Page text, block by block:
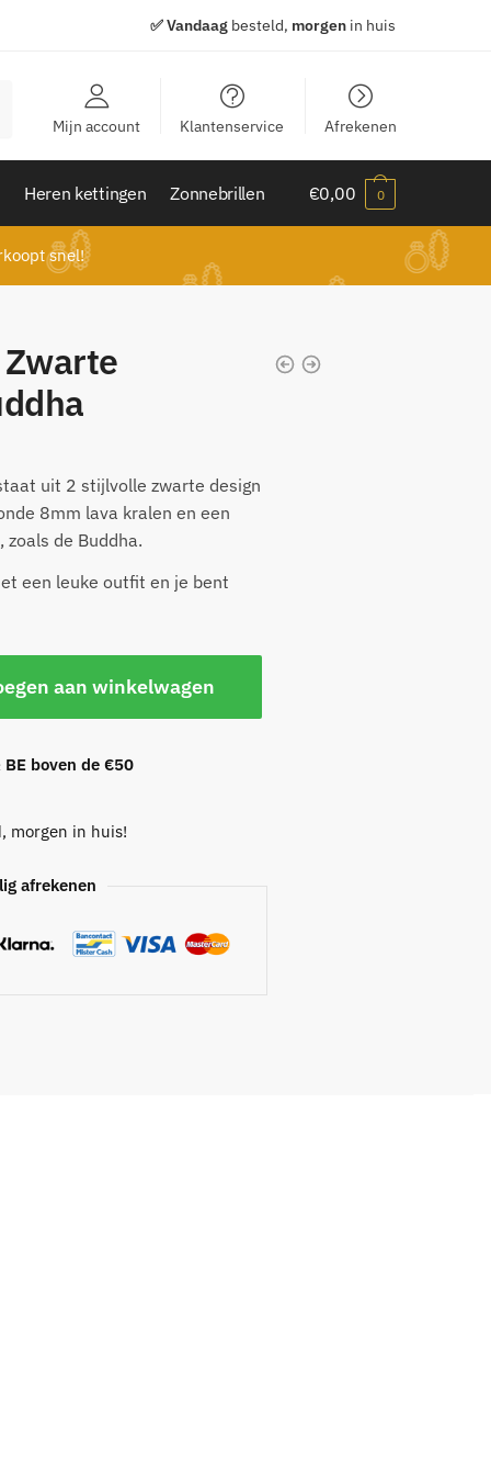
✅ Vandaag besteld, morgen in huis
Mijn account Klantenservice Afrekenen
Heren kettingen Zonnebrillen €0,00 0
snel!
uit 2 stijlvolle zwarte design
8mm lava kralen en een
de Buddha.
een leuke outfit en je bent
aan winkelwagen
boven de €50
morgen in huis!
afrekenen